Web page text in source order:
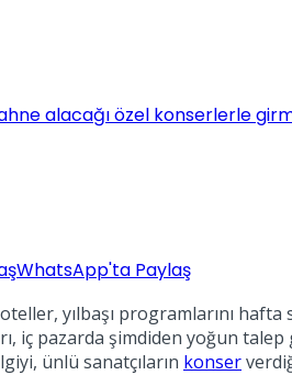
alacağı özel konserlerle
WhatsApp'ta Paylaş
yılbaşı programlarını
iç pazarda şimdiden yoğun
ünlü sanatçıların konser